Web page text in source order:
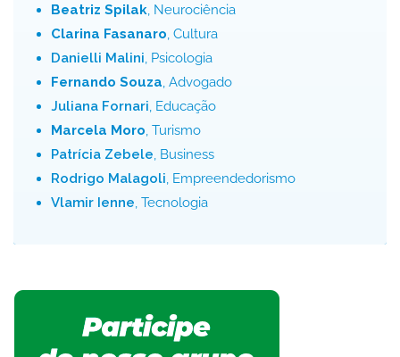
Beatriz Spilak, Neurociência
Clarina Fasanaro, Cultura
Danielli Malini, Psicologia
Fernando Souza, Advogado
Juliana Fornari, Educação
Marcela Moro, Turismo
Patrícia Zebele, Business
Rodrigo Malagoli, Empreendedorismo
Vlamir Ienne, Tecnologia